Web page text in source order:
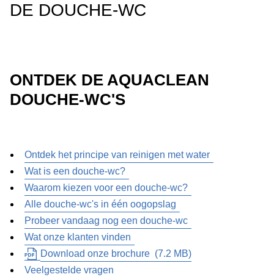
DE DOUCHE-WC
ONTDEK DE AQUACLEAN
DOUCHE-WC'S
Ontdek het principe van reinigen met water
Wat is een douche-wc?
Waarom kiezen voor een douche-wc?
Alle douche-wc's in één oogopslag
Probeer vandaag nog een douche-wc
Wat onze klanten vinden
Download onze brochure (7.2 MB)
Veelgestelde vragen